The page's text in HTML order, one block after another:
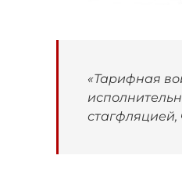
«Тарифная
стагфляцией,